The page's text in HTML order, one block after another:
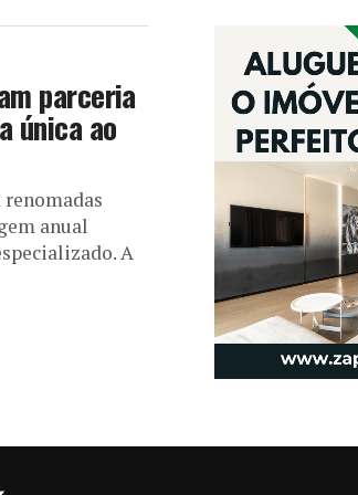
parceria
única ao
anual
A